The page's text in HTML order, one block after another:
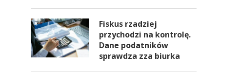
Fiskus rzadziej
przychodzi na kontrolę.
Dane podatników
sprawdza zza biurka